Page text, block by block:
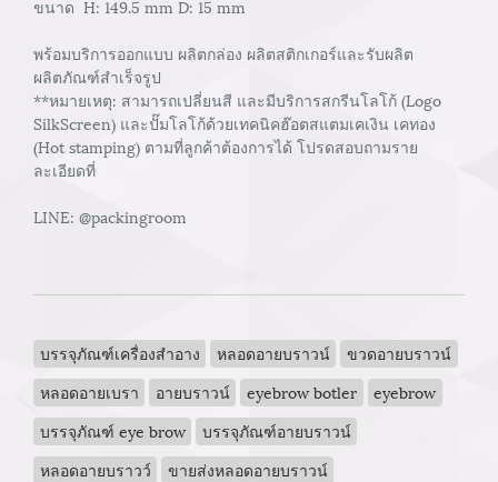
ขนาด H: 149.5 mm D: 15 mm
พร้อมบริการออกแบบ ผลิตกล่อง ผลิตสติกเกอร์และรับผลิต
ผลิตภัณฑ์สำเร็จรูป
**หมายเหตุ: สามารถเปลี่ยนสี และมีบริการสกรีนโลโก้ (Logo
SilkScreen) และปั๊มโลโก้ด้วยเทคนิคฮ๊อตสแตมเคเงิน เคทอง
(Hot stamping) ตามที่ลูกค้าต้องการได้ โปรดสอบถามราย
ละเอียดที่
LINE: @packingroom
บรรจุภัณฑ์เครื่องสำอาง หลอดอายบราวน์
ขวดอายบราวน์
หลอดอายเบรา
อายบราวน์ eyebrow botler
eyebrow
บรรจุภัณฑ์ eye brow
บรรจุภัณฑ์อายบราวน์
หลอดอายบราวว์
ขายส่งหลอดอายบราวน์